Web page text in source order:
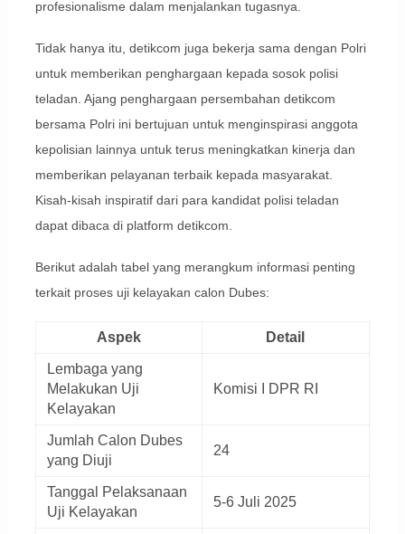
profesionalisme dalam menjalankan tugasnya.
Tidak hanya itu, detikcom juga bekerja sama dengan Polri
untuk memberikan penghargaan kepada sosok polisi
teladan. Ajang penghargaan persembahan detikcom
bersama Polri ini bertujuan untuk menginspirasi anggota
kepolisian lainnya untuk terus meningkatkan kinerja dan
memberikan pelayanan terbaik kepada masyarakat.
Kisah-kisah inspiratif dari para kandidat polisi teladan
dapat dibaca di platform detikcom.
Berikut adalah tabel yang merangkum informasi penting
terkait proses uji kelayakan calon Dubes:
Aspek Detail
Lembaga yang
Melakukan Uji
Kelayakan
Komisi I DPR RI
Jumlah Calon Dubes
yang Diuji
24
Tanggal Pelaksanaan
Uji Kelayakan
5-6 Juli 2025